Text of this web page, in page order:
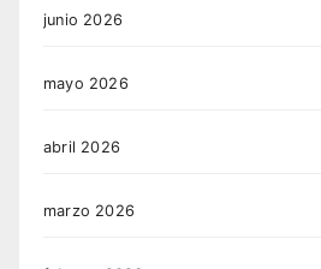
junio 2026
mayo 2026
abril 2026
marzo 2026